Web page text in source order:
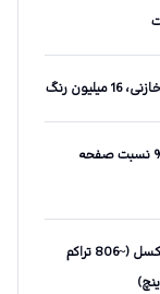
اینچ (~70.4% نسبت صفحه
2160 × 3840 پیکسل (~806 تراکم